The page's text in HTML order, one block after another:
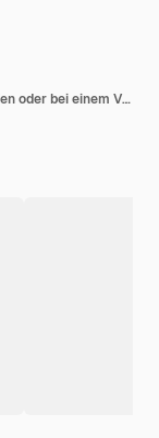
Stau auf der Autobahn in den Sommerferien oder bei einem VerkehrsunfallLangsamer oder schlechter Verkehr